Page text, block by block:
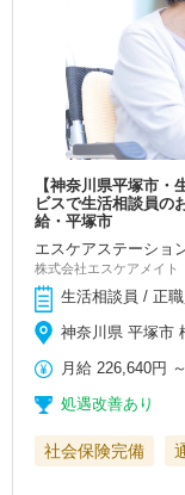
【神奈川県平塚市
ビスで生活相談員の
給・平塚市
エスケアステーショ
株式会社エスケアメイト
生活相談員 / 正職
神奈川県 平塚市
月給 226,640円
処遇改善あり
社会保険完備